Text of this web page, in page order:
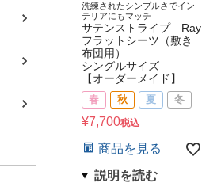
洗練されたシンプルさでイン
テリアにもマッチ
サテンストライプ Ray
フラットシーツ（敷き
布団用）
シングルサイズ
【オーダーメイド】
春 秋 夏 冬
¥7,700税込
商品を見る